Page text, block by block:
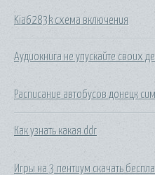
Kia6283k схема включения
Аудиокнига не упускайте своих
Расписание автобусов донецк
Как узнать какая ddr
Игры на 3 пентиум скачать